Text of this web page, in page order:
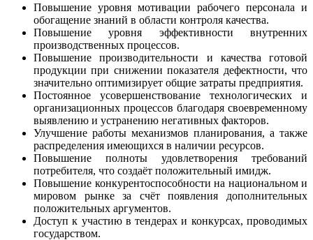
Повышение уровня мотивации рабочего персонала и
обогащение знаний в области контроля качества.
Повышение уровня эффективности внутренних
производственных процессов.
Повышение производительности и качества готовой
продукции при снижении показателя дефектности, что
значительно оптимизирует общие затраты предприятия.
Постоянное усовершенствование технологических и
организационных процессов благодаря своевременному
выявлению и устранению негативных факторов.
Улучшение работы механизмов планирования, а также
распределения имеющихся в наличии ресурсов.
Повышение полноты удовлетворения требований
потребителя, что создаёт положительный имидж.
Повышение конкурентоспособности на национальном и
мировом рынке за счёт появления дополнительных
положительных аргументов.
Доступ к участию в тендерах и конкурсах, проводимых
государством.